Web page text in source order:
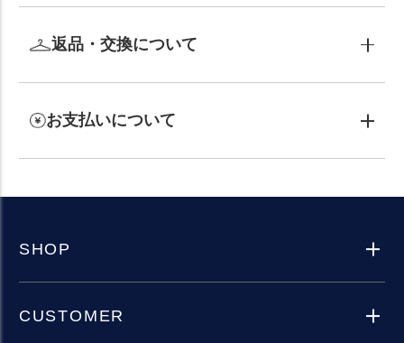
返品・交換について
お支払いについて
SHOP
CUSTOMER